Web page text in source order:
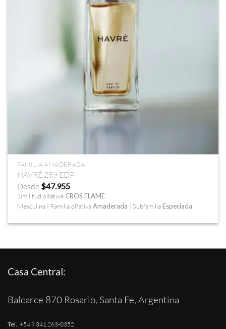
FAMILIA AMADERADA
HAVRÊ 259 EDP
Desde $47.955
Similitud olfativa: EROS FLAME
Masculina | Familia olfativaAmaderada | Subfamilia Especiada
Casa Central:
Balcarce 870 Rosario, Santa Fe, Argentina
Tel.: +54 9 341 263-0352